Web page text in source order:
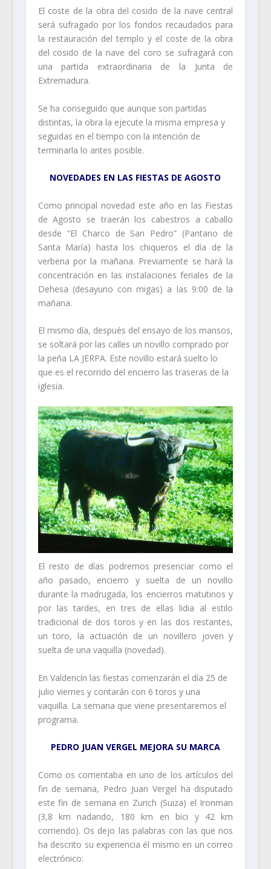
El coste de la obra del cosido de la nave central
será sufragado por los fondos recaudados para
la restauración del templo y el coste de la obra
del cosido de la nave del coro se sufragará con
una partida extraordinaria de la Junta de
Extremadura.
Se ha conseguido que aunque son partidas
distintas, la obra la ejecute la misma empresa y
seguidas en el tiempo con la intención de
terminarla lo antes posible.
NOVEDADES EN LAS FIESTAS DE AGOSTO
Como principal novedad este año en las Fiestas
de Agosto se traerán los cabestros a caballo
desde “El Charco de San Pedro” (Pantano de
Santa María) hasta los chiqueros el día de la
verbena por la mañana. Previamente se hará la
concentración en las instalaciones feriales de la
Dehesa (desayuno con migas) a las 9:00 de la
mañana.
El mismo día, después del ensayo de los mansos,
se soltará por las calles un novillo comprado por
la peña LA JERPA. Este novillo estará suelto lo
que es el recorrido del encierro las traseras de la
iglesia.
El resto de días podremos presenciar como el
año pasado, encierro y suelta de un novillo
durante la madrugada, los encierros matutinos y
por las tardes, en tres de ellas lidia al estilo
tradicional de dos toros y en las dos restantes,
un toro, la actuación de un novillero joven y
suelta de una vaquilla (novedad).
En Valdencín las fiestas comenzarán el día 25 de
julio viernes y contarán con 6 toros y una
vaquilla. La semana que viene presentaremos el
programa.
PEDRO JUAN VERGEL MEJORA SU MARCA
Como os comentaba en uno de los artículos del
fin de semana, Pedro Juan Vergel ha disputado
este fin de semana en Zurich (Suiza) el Ironman
(3,8 km nadando, 180 km en bici y 42 km
corriendo). Os dejo las palabras con las que nos
ha descrito su experiencia él mismo en un correo
electrónico: